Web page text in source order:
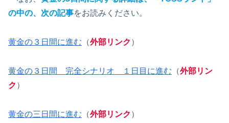
の中の、次の記事をお読みください。
黄金の３日間に進む （外部リンク ）
黄金の３日間 完全シナリオ １日目に進む （外部リン
ク ）
黄金の三日間に進む （外部リンク ）